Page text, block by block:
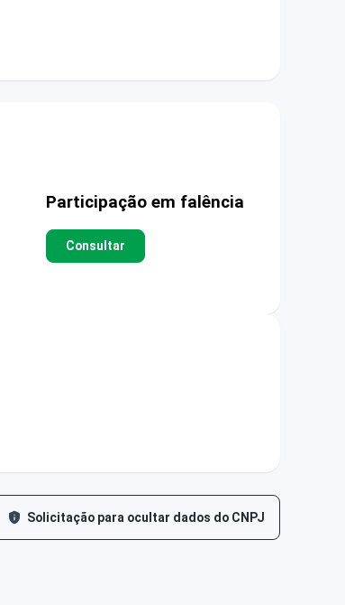
Participação em falência
Consultar
Solicitação para ocultar dados do CNPJ